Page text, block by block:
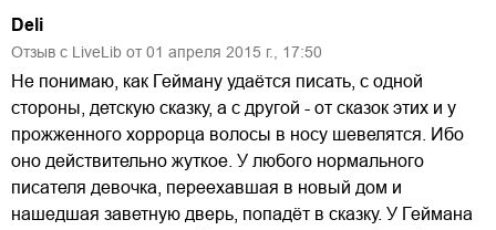
Deli
Отзыв с LiveLib от 01 апреля 2015 г., 17:50
Не понимаю, как Гейману удаётся писать, с одной
стороны, детскую сказку, а с другой - от сказок этих и у
прожженного хоррорца волосы в носу шевелятся. Ибо
оно действительно жуткое. У любого нормального
писателя девочка, переехавшая в новый дом и
нашедшая заветную дверь, попадёт в сказку. У Геймана